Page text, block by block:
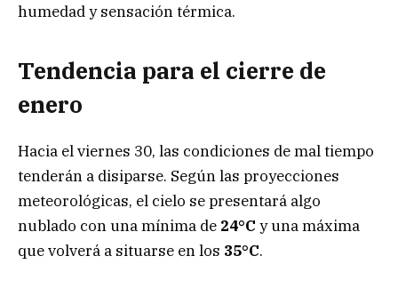
humedad y sensación térmica.
Tendencia para el cierre de
enero
Hacia el viernes 30, las condiciones de mal tiempo
tenderán a disiparse. Según las proyecciones
meteorológicas, el cielo se presentará algo
nublado con una mínima de 24°C y una máxima
que volverá a situarse en los 35°C.